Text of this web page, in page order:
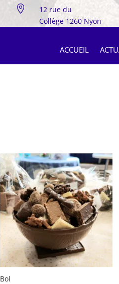

12 rue du
Collège 1260 Nyon
ACCUEIL
Bol